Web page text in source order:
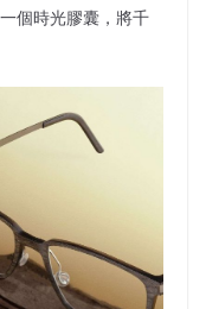
個時光膠囊，將千